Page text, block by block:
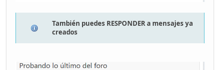
También puedes RESPONDER a mensajes ya
creados